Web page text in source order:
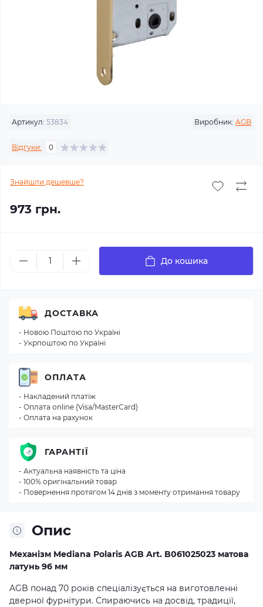
Артикул: 53834 Виробник: AGB
Відгуки: 0
Знайшли дешевше?
973 грн.
До кошика
Опис
Механізм Mediana Polaris AGB Art. B061025023 матова
латунь 96 мм
AGB понад 70 років спеціалізується на виготовленні
дверної фурнітури. Спираючись на досвід, традиції,
ДОСТАВКА
- Новою Поштою по Україні
- Укрпоштою по Україні
ОПЛАТА
- Накладений платіж
- Оплата online (Visa/MasterCard)
- Оплата на рахунок
ГАРАНТІЇ
- Актуальна наявність та ціна
- 100% оригінальний товар
- Повернення протягом 14 днів з моменту отримання товару